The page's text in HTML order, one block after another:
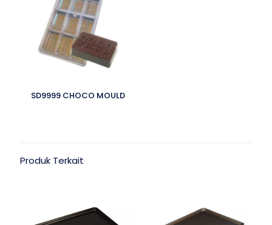
SD9999 CHOCO MOULD
Produk Terkait